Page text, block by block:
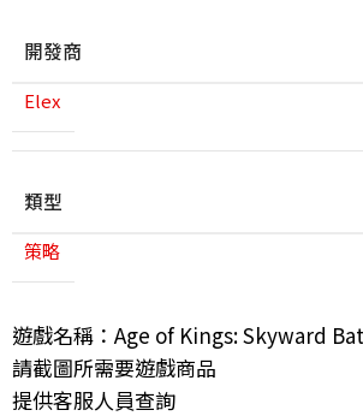
開發商
Elex
類型
策略
遊戲名稱：Age of Kings: Skyward
請截圖所需要遊戲商品
提供客服人員查詢